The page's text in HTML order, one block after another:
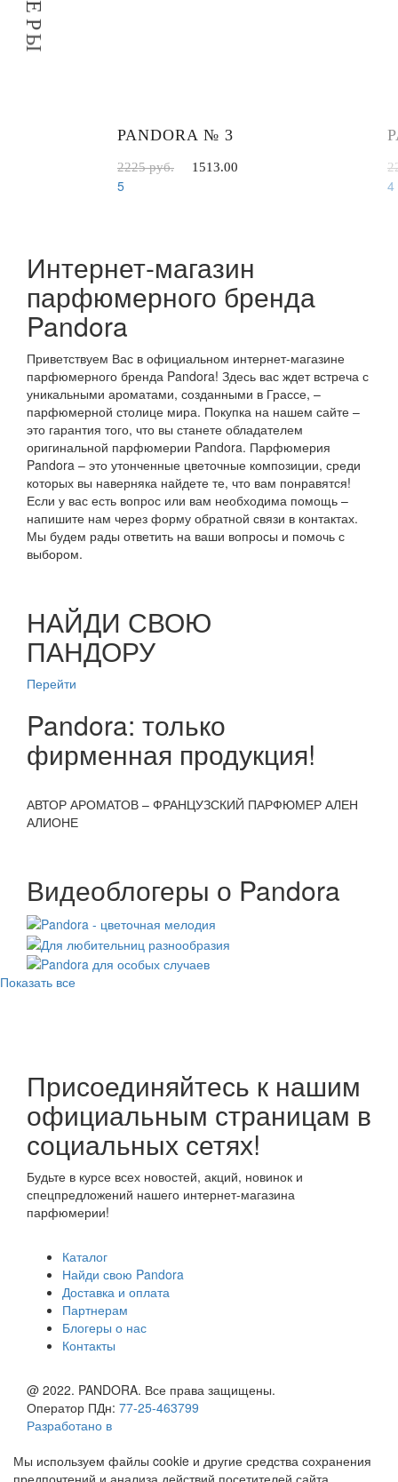
Е
Р
Ы
PANDORA № 3
2225 руб. 1513.00
5 4
Интернет-магазин
парфюмерного бренда
Pandora
Приветствуем Вас в официальном интернет-магазине
парфюмерного бренда Pandora! Здесь вас ждет встреча с
уникальными ароматами, созданными в Грассе, –
парфюмерной столице мира. Покупка на нашем сайте –
это гарантия того, что вы станете обладателем
оригинальной парфюмерии Pandora. Парфюмерия
Pandora – это утонченные цветочные композиции, среди
которых вы наверняка найдете те, что вам понравятся!
Если у вас есть вопрос или вам необходима помощь –
напишите нам через форму обратной связи в контактах.
Мы будем рады ответить на ваши вопросы и помочь с
выбором.
НАЙДИ СВОЮ
ПАНДОРУ
Перейти
Pandora: только
фирменная продукция!
АВТОР АРОМАТОВ – ФРАНЦУЗСКИЙ ПАРФЮМЕР АЛЕН
АЛИОНЕ
Видеоблогеры о Pandora
Показать все
Присоединяйтесь к нашим
официальным страницам в
социальных сетях!
Будьте в курсе всех новостей, акций, новинок и
спецпредложений нашего интернет-магазина
парфюмерии!
Каталог
Найди свою Pandora
Доставка и оплата
Партнерам
Блогеры о нас
Контакты
@ 2022. PANDORA. Все права защищены.
Оператор ПДн: 77-25-463799
Разработано в
Мы используем файлы cookie и другие средства сохранения
предпочтений и анализа действий посетителей сайта.